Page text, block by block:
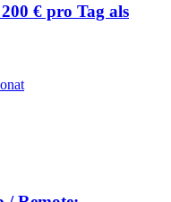
€ pro Tag als